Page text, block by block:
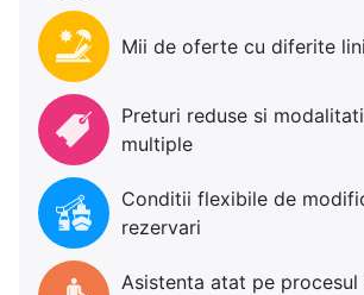
Mii de oferte cu diferite
Preturi reduse si
multiple
Conditii flexibile de
rezervari
Asistenta atat pe